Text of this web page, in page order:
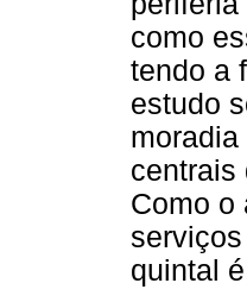
como
tendo a
estudo
centrais
Como o
quintal